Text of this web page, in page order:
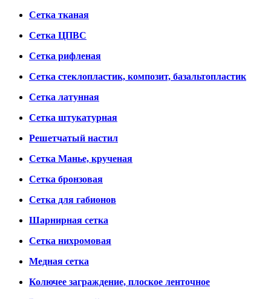
Сетка тканая
Сетка ЦПВС
Сетка рифленая
Сетка стеклопластик, композит, базальтопластик
Сетка латунная
Сетка штукатурная
Решетчатый настил
Сетка Манье, крученая
Сетка бронзовая
Сетка для габионов
Шарнирная сетка
Сетка нихромовая
Медная сетка
Колючее заграждение, плоское ленточное